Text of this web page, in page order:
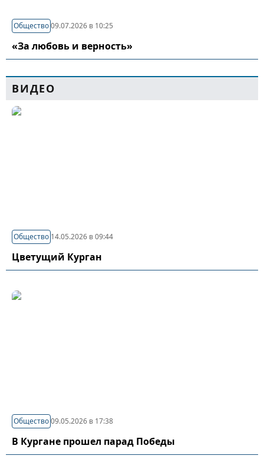
Общество09.07.2026 в 10:25
«За любовь и верность»
ВИДЕО
Общество 14.05.2026 в 09:44
Цветущий Курган
Общество09.05.2026 в 17:38
В Кургане прошел парад Победы